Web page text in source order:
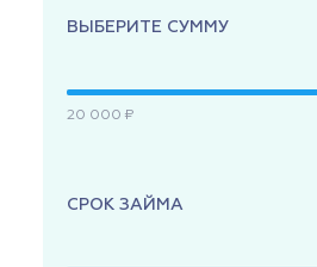
ВЫБЕРИТЕ СУММУ
20 000 ₽
СРОК ЗАЙМА